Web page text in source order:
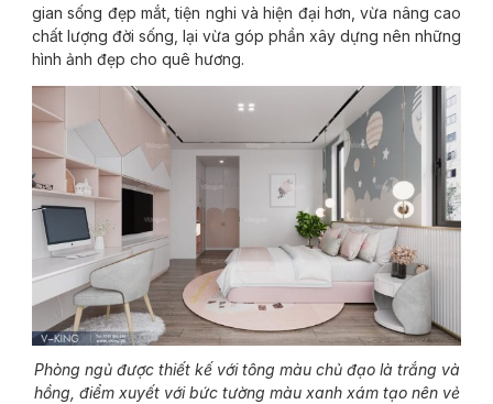
gian sống đẹp mắt, tiện nghi và hiện đại hơn, vừa nâng cao
chất lượng đời sống, lại vừa góp phần xây dựng nên những
hình ảnh đẹp cho quê hương.
Phòng ngủ được thiết kế với tông màu chủ đạo là trắng và
hồng, điểm xuyết với bức tường màu xanh xám tạo nên vẻ